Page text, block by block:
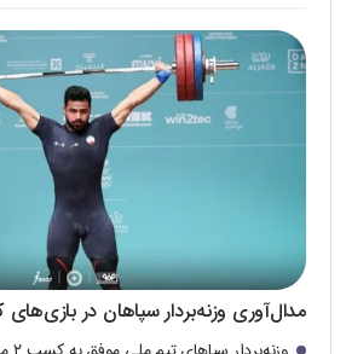
مدال‌آوری وزنه‌بردار سپاهان در